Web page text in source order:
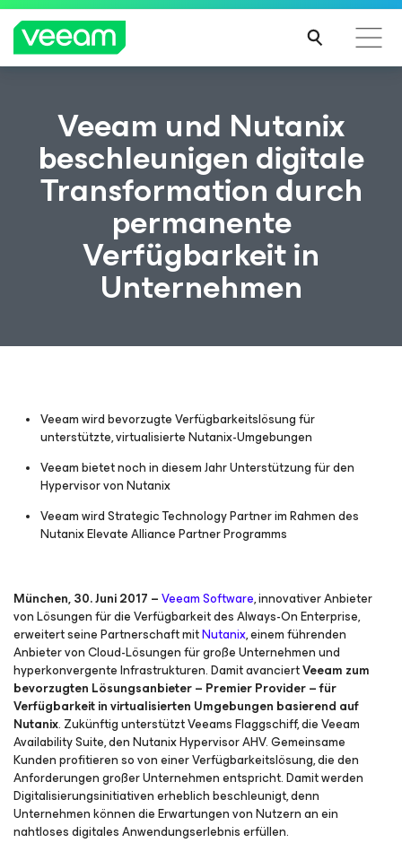
Hinweise von Veeam für Kunden, die vom Content-
Update von CrowdStrike betroffen sind
MEH
ERFA
Veeam und Nutanix
beschleunigen digitale
Transformation durch
permanente
Verfügbarkeit in
Unternehmen
Veeam wird bevorzugte Verfügbarkeitslösung für
unterstützte, virtualisierte Nutanix-Umgebungen
Veeam bietet noch in diesem Jahr Unterstützung für den
Hypervisor von Nutanix
Veeam wird Strategic Technology Partner im Rahmen des
Nutanix Elevate Alliance Partner Programms
München, 30. Juni 2017 –Veeam Software, innovativer Anbieter
von Lösungen für die Verfügbarkeit des Always-On Enterprise,
erweitert seine Partnerschaft mitNutanix, einem führenden
Anbieter von Cloud-Lösungen für große Unternehmen und
hyperkonvergente Infrastrukturen. Damit avanciertVeeam zum
bevorzugten Lösungsanbieter – Premier Provider – für
Verfügbarkeit in virtualisierten Umgebungen basierend auf
Nutanix. Zukünftig unterstützt Veeams Flaggschiff, die Veeam
Availability Suite, den Nutanix Hypervisor AHV. Gemeinsame
Kunden profitieren so von einer Verfügbarkeitslösung, die den
Anforderungen großer Unternehmen entspricht. Damit werden
Digitalisierungsinitiativen erheblich beschleunigt, denn
Unternehmen können die Erwartungen von Nutzern an ein
nahtloses digitales Anwendungserlebnis erfüllen.